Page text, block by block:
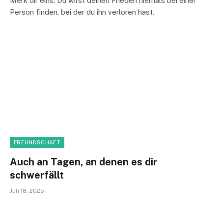
Person finden, bei der du ihn verloren hast.
FREUNDSCHAFT
Auch an Tagen, an denen es dir
schwerfällt
Juli 18, 2025